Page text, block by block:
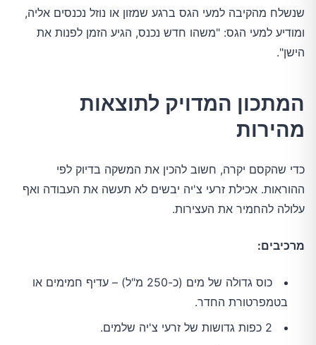
שנשלח מהקיבה למעי הגס ברגע שמזון או נוזל נכנסים אליה,
ומודיע למעי הגס: "משהו חדש נכנס, הגיע הזמן לפנות את
הישן".
המתכון המדויק לתוצאות
מהירות
כדי שהקסם יקרה, חשוב להכין את המשקה בדיוק לפי
ההוראות. אכילת זרעי צ'יה יבשים לא תעשה את העבודה ואף
עלולה להחמיר את העצירות.
מרכיבים:
כוס גדולה של מים (כ-250 מ"ל) – עדיף חמימים או
בטמפרטורת החדר.
2 כפות גדושות של זרעי צ'יה שלמים.